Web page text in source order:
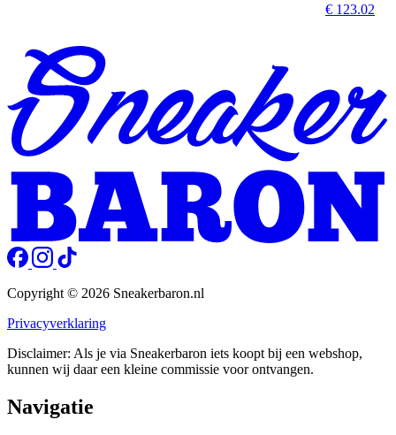
€ 123.02
Copyright © 2026 Sneakerbaron.nl
Privacyverklaring
Disclaimer: Als je via Sneakerbaron iets koopt bij een webshop,
kunnen wij daar een kleine commissie voor ontvangen.
Navigatie